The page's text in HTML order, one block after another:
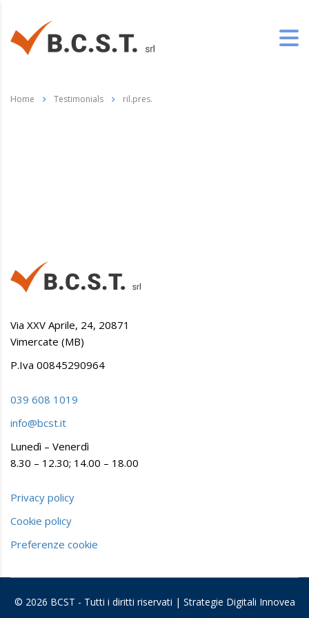
Home Testimonials ril.pres.
Via XXV Aprile, 24, 20871
Vimercate (MB)
P.Iva 00845290964
039 608 1019
info@bcst.it
Lunedì – Venerdì
8.30 – 12.30; 14.00 – 18.00
Privacy policy
Cookie policy
Preferenze cookie
© 2026 BCST - Tutti i diritti riservati | Strategie Digitali Innovea